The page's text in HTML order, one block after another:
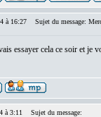
à 16:27 Sujet du message:
essayer cela ce soir et je
à 3:11 Sujet du message: